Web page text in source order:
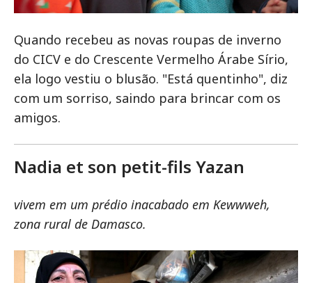
Quando recebeu as novas roupas de inverno
do CICV e do Crescente Vermelho Árabe Sírio,
ela logo vestiu o blusão. "Está quentinho", diz
com um sorriso, saindo para brincar com os
amigos.
Nadia et son petit-fils Yazan
vivem em um prédio inacabado em Kewwweh,
zona rural de Damasco.